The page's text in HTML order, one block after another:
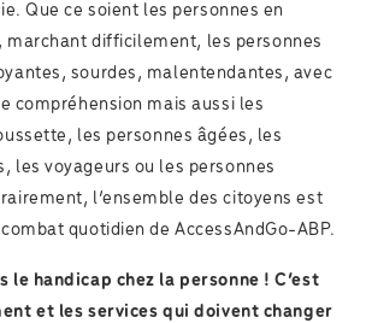
Que ce soient les personnes en
difficilement, les personnes
sourdes, malentendantes, avec
compréhension mais aussi les
les personnes âgées, les
les voyageurs ou les personnes
l’ensemble des citoyens est
quotidien de AccessAndGo-ABP.
le handicap chez la personne ! C’est
et les services qui doivent changer